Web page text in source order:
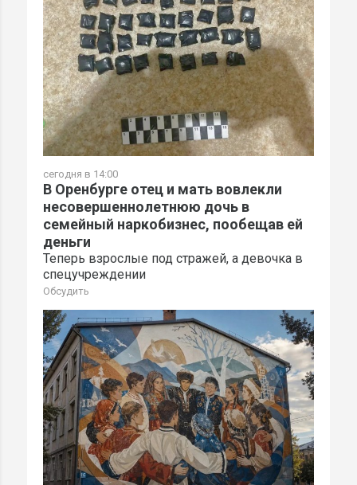
сегодня в 14:00
В Оренбурге отец и мать вовлекли
несовершеннолетнюю дочь в
семейный наркобизнес, пообещав ей
деньги
Теперь взрослые под стражей, а девочка в
спецучреждении
Обсудить